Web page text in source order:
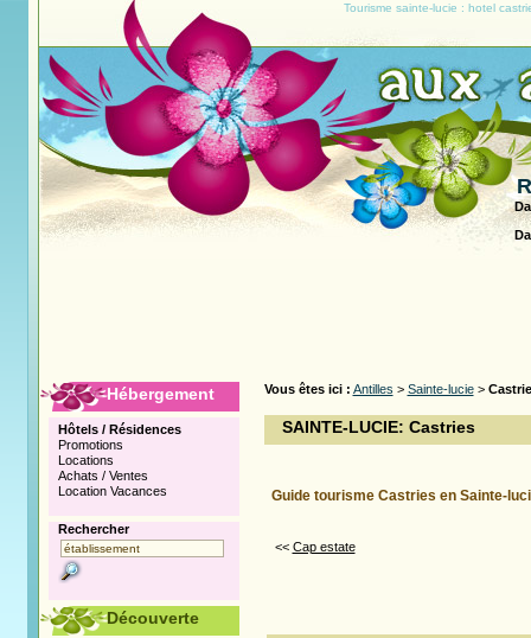
Tourisme sainte-lucie : hotel
Vous êtes ici : Antilles > Sainte-lucie>
SAINTE-LUCIE: Castries
Guide tourisme Castries en Sainte-
<< Cap estate
Hébergement
Hôtels / Résidences
Promotions
Locations
Achats / Ventes
Location Vacances
Rechercher
Découverte